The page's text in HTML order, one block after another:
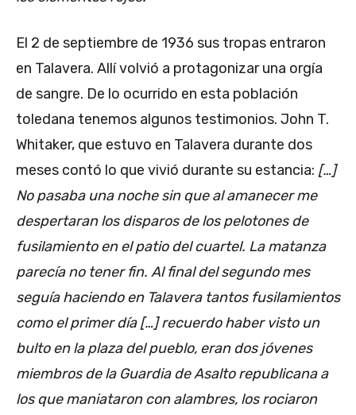
El 2 de septiembre de 1936 sus tropas entraron
en Talavera. Allí volvió a protagonizar una orgía
de sangre. De lo ocurrido en esta población
toledana tenemos algunos testimonios. John T.
Whitaker, que estuvo en Talavera durante dos
meses contó lo que vivió durante su estancia: […]
No pasaba una noche sin que al amanecer me
despertaran los disparos de los pelotones de
fusilamiento en el patio del cuartel. La matanza
parecía no tener fin. Al final del segundo mes
seguía haciendo en Talavera tantos fusilamientos
como el primer día […] recuerdo haber visto un
bulto en la plaza del pueblo, eran dos jóvenes
miembros de la Guardia de Asalto republicana a
los que maniataron con alambres, los rociaron